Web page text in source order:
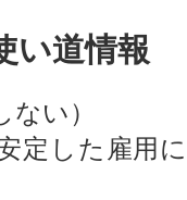
い道情報
い）
定した雇用